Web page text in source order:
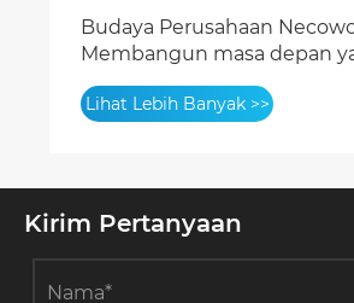
NECOWOOD PE Decking
Luar Ruangan yang Mudah
Lihat Lebih Banyak >>
Kirim Pertanyaan